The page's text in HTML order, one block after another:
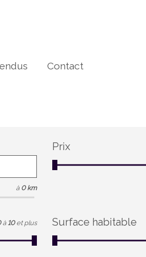
Contact
à 0 km
Prix
à 10 et plus Surface habitable